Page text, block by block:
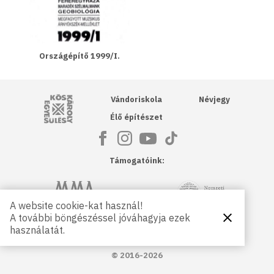
Országépítő 1999/I.
Kós Károly Egyesülés
Vándoriskola
Élő építészet
Névjegy
Támogatóink:
Magyar Művészeti Akadémia NKA
Petőfi Kulturális Ügynökség
© 2016-2026
A website cookie-kat használ!
A további böngészéssel jóváhagyja ezek
használatát.
Bezárás